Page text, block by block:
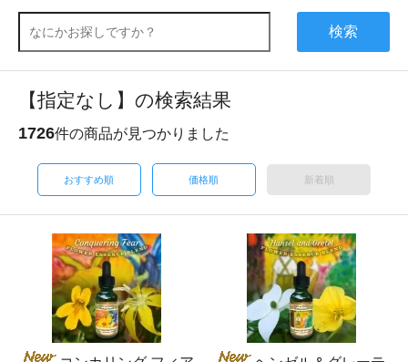
検索
【指定なし】の検索結果
1726件の商品が見つかりました
おすすめ順 価格順 新着順